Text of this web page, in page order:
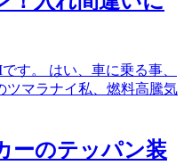
す。 はい、車に乗る事、
ツマラナイ私、燃料高騰気
ーのテッパン装